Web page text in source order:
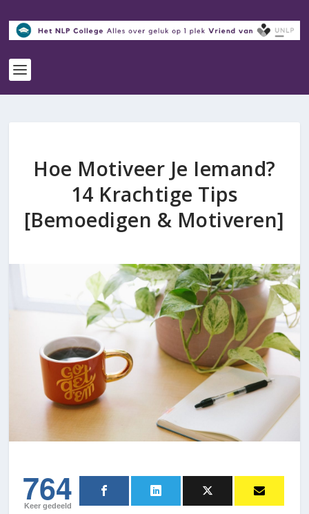
Hoe Motiveer Je Iemand?
14 Krachtige Tips
[Bemoedigen & Motiveren]
764
Keer gedeeld